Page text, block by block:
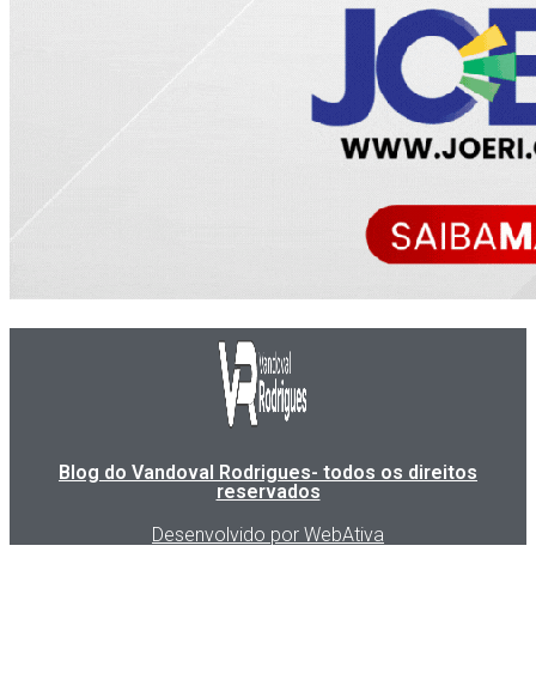
Blog do Vandoval Rodrigues- todos os direitos
reservados
Desenvolvido por WebAtiva